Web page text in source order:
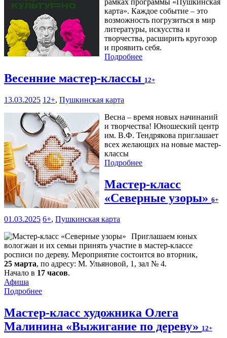
карта». Каждое событие – это
возможность погрузиться в мир
литературы, искусства и
творчества, расширить кругозор
и проявить себя.
Подробнее
Весенние мастер-классы 12+
13.03.2025 12+, Пушкинская карта
Весна – время новых начинаний
и творчества! Юношеский центр
им. В.Ф. Тендрякова приглашает
всех желающих на новые мастер-
классы
Подробнее
Мастер-класс
«Северные узоры» 6+
01.03.2025 6+, Пушкинская карта
Приглашаем юных
вологжан и их семьи принять участие в мастер-классе
росписи по дереву. Мероприятие состоится во вторник,
25 марта, по адресу: М. Ульяновой, 1, зал № 4.
Начало в 17 часов.
Афиша
Подробнее
Мастер-класс художника Олега
Малинина «Выжигание по дереву» 12+